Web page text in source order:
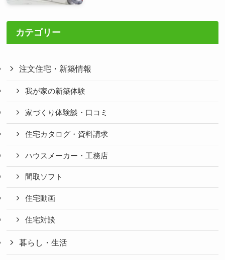
カテゴリー
注文住宅・新築情報
我が家の新築体験
家づくり体験談・口コミ
住宅カタログ・資料請求
ハウスメーカー・工務店
間取ソフト
住宅動画
住宅対談
暮らし・生活